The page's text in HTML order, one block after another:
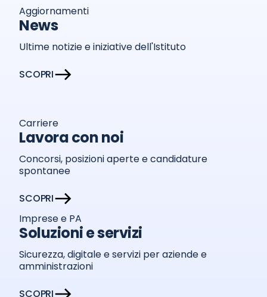
Aggiornamenti
News
Ultime notizie e iniziative dell'Istituto
SCOPRI
Carriere
Lavora con noi
Concorsi, posizioni aperte e candidature
spontanee
SCOPRI
Imprese e PA
Soluzioni e servizi
Sicurezza, digitale e servizi per aziende e
amministrazioni
SCOPRI